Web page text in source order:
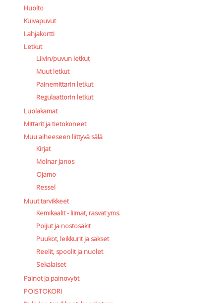
Huolto
Kuivapuvut
Lahjakortti
Letkut
Liivin/puvun letkut
Muut letkut
Painemittarin letkut
Regulaattorin letkut
Luolakamat
Mittarit ja tietokoneet
Muu aiheeseen liittyvä sälä
Kirjat
Molnar Janos
Ojamo
Ressel
Muut tarvikkeet
Kemikaalit - liimat, rasvat yms.
Poijut ja nostosäkit
Puukot, leikkurit ja sakset
Reelit, spoolit ja nuolet
Sekalaiset
Painot ja painovyöt
POISTOKORI